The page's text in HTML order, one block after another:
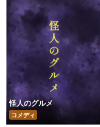
怪人のグルメ
コメディ